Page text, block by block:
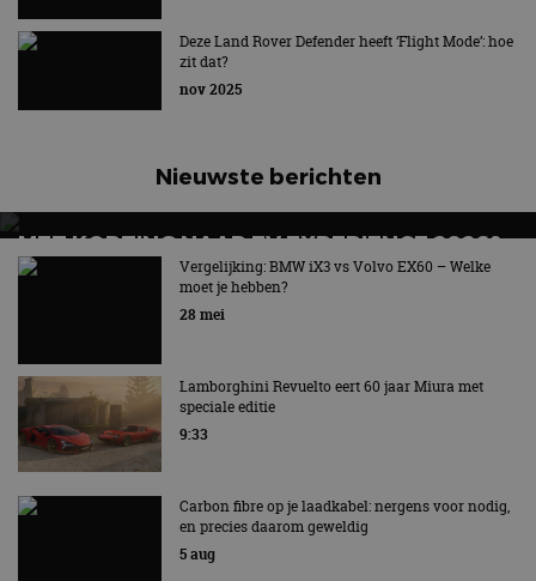
Deze Land Rover Defender heeft ‘Flight Mode’: hoe
zit dat?
nov 2025
Nieuwste berichten
MET KORTING NAAR EV EXPERIENCE 2026?
AUTORAI REGELT HET!
EV Experience 2026 van 24 tot 26 september
Vergelijking: BMW iX3 vs Volvo EX60 – Welke
moet je hebben?
28 mei
Lamborghini Revuelto eert 60 jaar Miura met
speciale editie
9:33
Carbon fibre op je laadkabel: nergens voor nodig,
en precies daarom geweldig
5 aug